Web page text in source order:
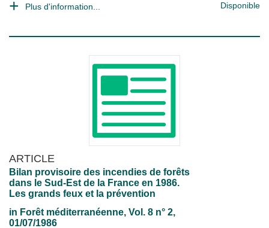
Plus d'information... Disponible
ARTICLE
Bilan provisoire des incendies de forêts
dans le Sud-Est de la France en 1986.
Les grands feux et la prévention
in Forêt méditerranéenne, Vol. 8 n° 2,
01/07/1986